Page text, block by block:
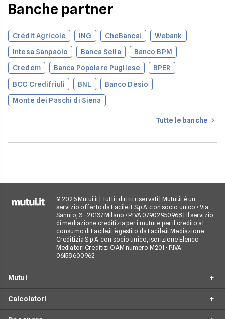
Banche partner
Crédit Agricole ING CheBanca!
Webank
Intesa Sanpaolo
Banca Sella
Banco BPM
Credem
Banca Popolare Pugliese
BPER
BCC Credifriuli
BNL
Banco Desio
Monte dei Paschi di Siena
Tutte le banche
© 2026 Mutui.it | Tutti i diritti riservati | Mutui.it è un
servizio offerto da Facile.it S.p.A. con socio unico • Via
Sannio, 3 - 20137 Milano • P.IVA 07902950968 | Il servizio
di mediazione creditizia per i mutui e per il credito al
consumo di Facile.it è gestito da Facile.it Mediazione
Creditizia S.p.A. con socio unico, iscrizione Elenco
Mediatori Creditizi OAM numero M201 • P.IVA
06158600962
Mutui
Calcolatori